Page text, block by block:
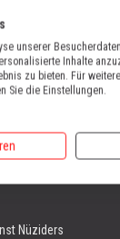
Österreich
Nüziders
unserer
Inhalte
zu bieten. Für
Sie die Einstellungen.